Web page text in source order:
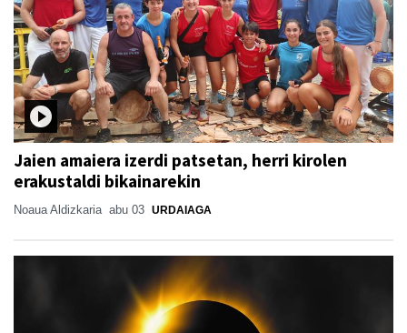
Jaien amaiera izerdi patsetan, herri kirolen
erakustaldi bikainarekin
Noaua Aldizkaria abu 03 URDAIAGA